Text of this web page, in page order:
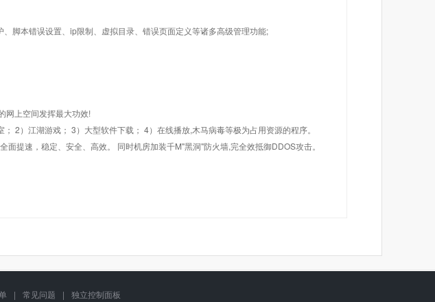
脚本错误设置、ip限制、虚拟目录、错误页面定义等诸多高级管理功能;
网上空间发挥最大功效!
2）江湖游戏； 3）大型软件下载； 4）在线播放,木马病毒等极为占用资源的程序。
提速，稳定、安全、高效。 同时机房加装千M"黑洞"防火墙,完全效抵御DDOS攻击。
| 常见问题 | 独立控制面板